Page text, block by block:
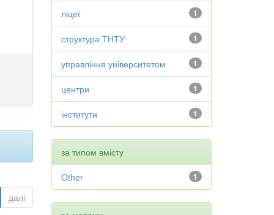
далі
1
ліцеї
1
структура ТНТУ
1
управління університетом
1
центри
1
інститути
за типом вмісту
1
Other